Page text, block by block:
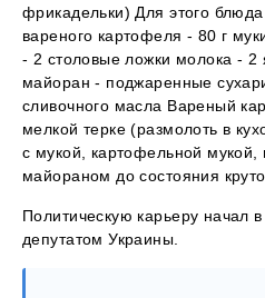
фрикадельки) Для этого
вареного картофеля - 80 г
- 2 столовые ложки молока - 2
майоран - поджаренные
сливочного масла Вареный
мелкой терке (размолоть в
с мукой, картофельной
майораном до состояния
Политическую карьеру начал
депутатом Украины.